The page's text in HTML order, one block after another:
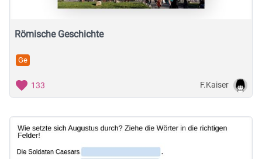
Römische Geschichte
Ge
133 F.Kaiser